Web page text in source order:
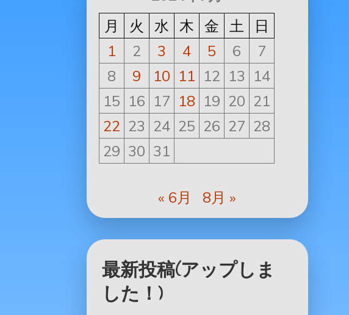
月
火 水 木 金 土
日
1
2 3 4 5 6
7
8
9 10 11 12 13 14
15 16 17 18 19 20 21
22 23 24 25 26 27 28
29 30 31
« 6月 8月 »
最新投稿(アップしま
した！)